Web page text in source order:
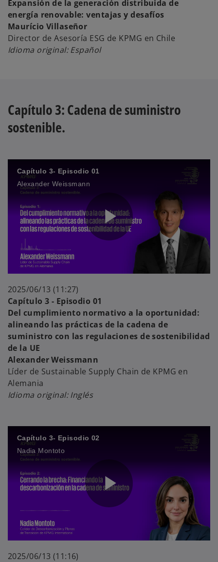
e
a
V
d
o
Expansión de la generación distribuida de
energía renovable: ventajas y desafíos
Maurício Villaseñor
Director de Asesoría ESG de KPMG en Chile
Idioma original: Español
Capítulo 3: Cadena de suministro
sostenible.
Capítulo 3- Episodio 01
Alexander Weissmann
P
a
y
V
i
2025/06/13 (11:27)
Capítulo 3 - Episodio 01
Del cumplimiento normativo a la oportunidad:
alineando las prácticas de la cadena de
suministro con las regulaciones de sostenibilidad
de la UE
Alexander Weissmann
Líder de Sustainable Supply Chain de KPMG en
Alemania
Idioma original: Inglés
Capítulo 3- Episodio 02
Nadia Montoto
P
2025/06/13 (11:16)